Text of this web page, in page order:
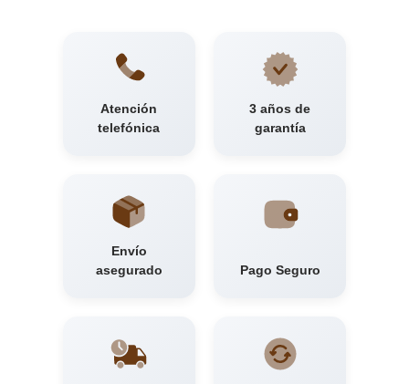
Atención
telefónica
3 años de
garantía
Envío
asegurado
Pago Seguro